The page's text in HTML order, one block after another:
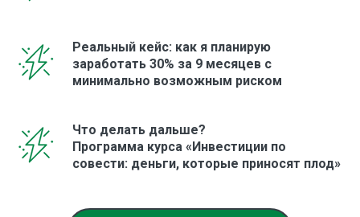
Реальный кейс: как я планирую
заработать 30% за 9 месяцев с
минимально возможным риском
Что делать дальше?
Программа курса «Инвестиции по
совести: деньги, которые приносят плод»